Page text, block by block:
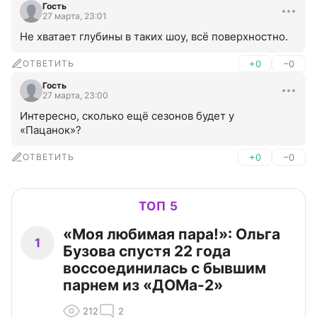
Гость
27 марта, 23:01
Не хватает глубины в таких шоу, всё поверхностно.
ОТВЕТИТЬ +0 –0
Гость
27 марта, 23:00
Интересно, сколько ещё сезонов будет у
«Пацанок»?
ОТВЕТИТЬ +0 –0
ТОП 5
1
«Моя любимая пара!»: Ольга
Бузова спустя 22 года
воссоединилась с бывшим
парнем из «ДОМа-2»
212 2